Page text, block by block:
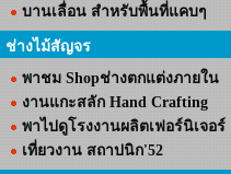
บานเลื่อน สำหรับพื้นที่แคบๆ
ช่างไม้สัญจร
พาชม Shopช่างตกแต่งภายใน
งานแกะสลัก Hand Crafting
พาไปดูโรงงานผลิตเฟอร์นิเจอร์
เที่ยวงาน สถาปนิก'52